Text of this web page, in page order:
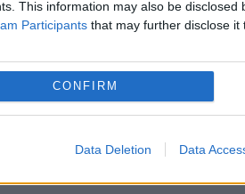
This information may also be disclosed
Participants that may further disclose it
CONFIRM
Data Deletion Data